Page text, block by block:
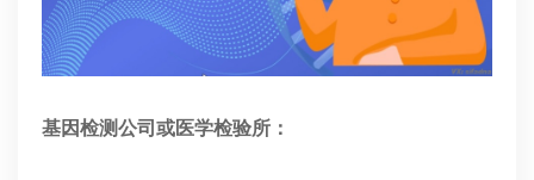
基因检测公司或医学检验所：